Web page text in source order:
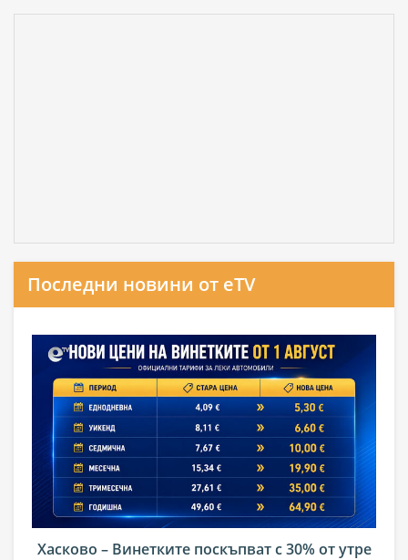
Последни новини от eTV
Хасково – Винетките поскъпват с 30% от утре